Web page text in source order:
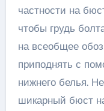
частности на
чтобы грудь
на всеобщее
приподнять с
нижнего белья.
шикарный бюст